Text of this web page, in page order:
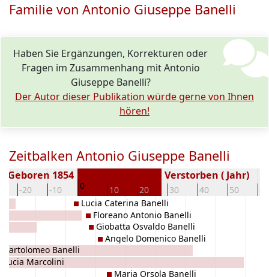
Familie von Antonio Giuseppe Banelli
Haben Sie Ergänzungen, Korrekturen oder
Fragen im Zusammenhang mit Antonio
Giuseppe Banelli?
Der Autor dieser Publikation würde gerne von Ihnen
hören!
Zeitbalken Antonio Giuseppe Banelli
-20 -10 0 10 20 30 40 50
Geboren 1854 Verstorben ( Jahr)
Bartolomeo Banelli
Lucia Marcolini
Lucia Caterina Banelli
Floreano Antonio Banelli
Giobatta Osvaldo Banelli
Angelo Domenico Banelli
Maria Orsola Banelli